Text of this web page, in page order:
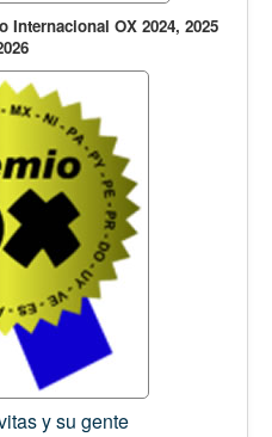
Internacional OX 2024, 2025
y su gente